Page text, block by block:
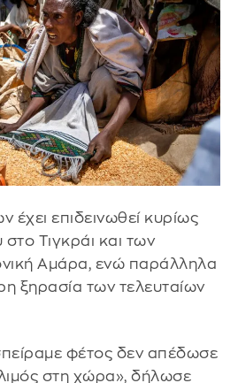
έχει επιδεινωθεί κυρίως
Τιγκράι και των
Αμάρα, ενώ παράλληλα
ξηρασία των τελευταίων
φέτος δεν απέδωσε
στη χώρα», δήλωσε